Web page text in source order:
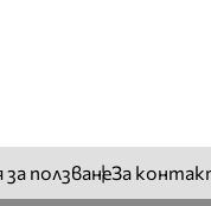
за ползванеЗа